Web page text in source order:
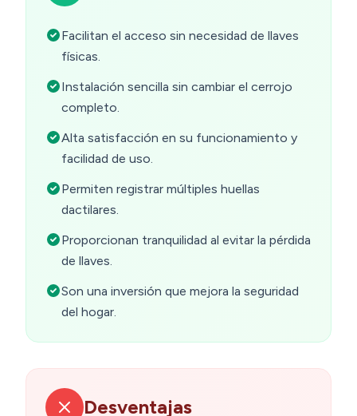
Facilitan el acceso sin necesidad de llaves
físicas.
Instalación sencilla sin cambiar el cerrojo
completo.
Alta satisfacción en su funcionamiento y
facilidad de uso.
Permiten registrar múltiples huellas
dactilares.
Proporcionan tranquilidad al evitar la pérdida
de llaves.
Son una inversión que mejora la seguridad
del hogar.
Desventajas